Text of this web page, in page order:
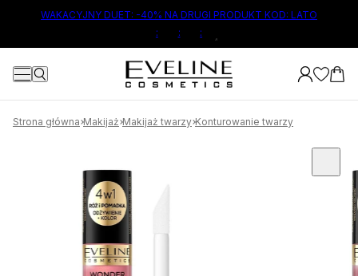
TREŚCI
WAKACYJNY DUET: -40% NA DRUGI PRODUKT KOD: LATO
:
: : 3
Strona główna Makijaż Makijaż twarzy Konturowanie twarzy